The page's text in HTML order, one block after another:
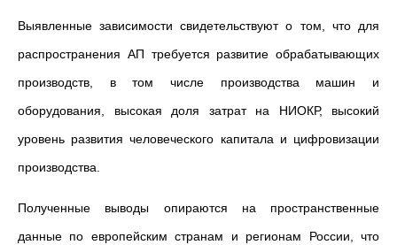
Выявленные зависимости свидетельствуют о том, что для
распространения АП требуется развитие обрабатывающих
производств, в том числе производства машин и
оборудования, высокая доля затрат на НИОКР, высокий
уровень развития человеческого капитала и цифровизации
производства.
Полученные выводы опираются на пространственные
данные по европейским странам и регионам России, что